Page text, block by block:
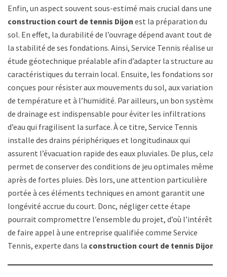
Enfin, un aspect souvent sous-estimé mais crucial dans une
construction court de tennis Dijon est la préparation du
sol. En effet, la durabilité de l’ouvrage dépend avant tout de
la stabilité de ses fondations. Ainsi, Service Tennis réalise une
étude géotechnique préalable afin d’adapter la structure aux
caractéristiques du terrain local. Ensuite, les fondations sont
conçues pour résister aux mouvements du sol, aux variations
de température et à l’humidité. Par ailleurs, un bon système
de drainage est indispensable pour éviter les infiltrations
d’eau qui fragilisent la surface. À ce titre, Service Tennis
installe des drains périphériques et longitudinaux qui
assurent l’évacuation rapide des eaux pluviales. De plus, cela
permet de conserver des conditions de jeu optimales même
après de fortes pluies. Dès lors, une attention particulière
portée à ces éléments techniques en amont garantit une
longévité accrue du court. Donc, négliger cette étape
pourrait compromettre l’ensemble du projet, d’où l’intérêt
de faire appel à une entreprise qualifiée comme Service
Tennis, experte dans la construction court de tennis Dijon